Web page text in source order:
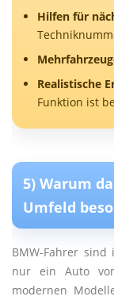
Hilfen für
Realistische
Funktion ist
5) Warum
Umfeld
BMW-Fahrer
nur ein Auto
modernen